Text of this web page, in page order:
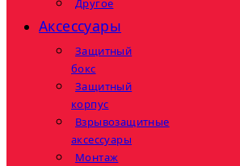
Другое
Аксессуары
Защитный
бокс
Защитный
корпус
Взрывозащитные
аксессуары
Монтаж